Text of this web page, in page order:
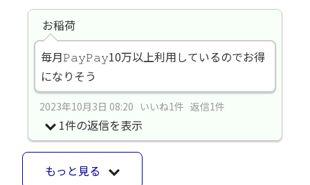
お稲荷
毎月𝙿𝚊𝚢𝙿𝚊𝚢10万以上利用しているのでお得
になりそう
2023年10月3日 08:20 いいね1件 返信1件
1件の返信を表示
もっと見る